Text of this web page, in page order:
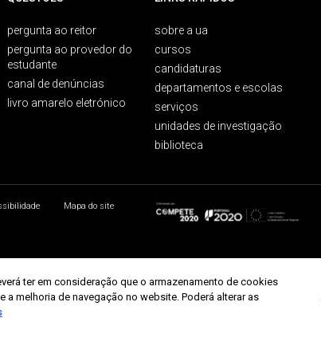
pergunta ao reitor
pergunta ao provedor do
estudante
canal de denúncias
livro amarelo eletrónico
sobre a ua
cursos
candidaturas
departamentos e escolas
serviços
unidades de investigação
biblioteca
Mapa do site
ter em consideração que o armazenamento de cookies
melhoria de navegação no website. Poderá alterar as